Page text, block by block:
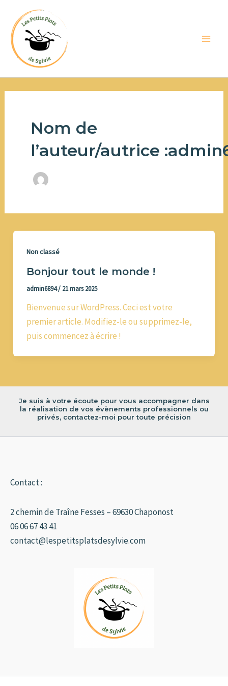
contenu
Nom de
l’auteur/autrice
Non classé
Bonjour tout le monde !
admin6894/ 21 mars 2025
Bienvenue sur WordPress. Ceci est votre
premier article. Modifiez-le ou supprimez-le,
puis commencez à écrire !
Je suis à votre écoute pour vous accompagner dans
la réalisation de vos évènements professionnels ou
privés, contactez-moi pour toute précision
Contact :
2 chemin de Traîne Fesses – 69630 Chaponost
06 06 67 43 41
contact@lespetitsplatsdesylvie.com